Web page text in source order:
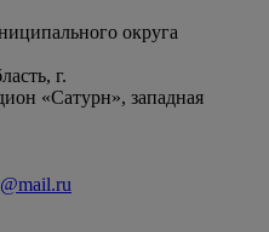
округа
г.
«Сатурн», западная